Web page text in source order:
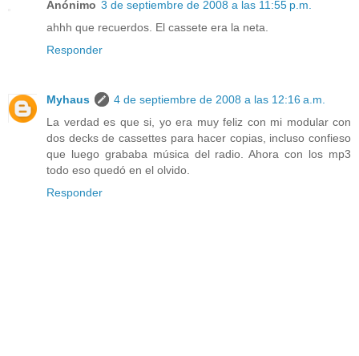
Anónimo 3 de septiembre de 2008 a las 11:55 p.m.
ahhh que recuerdos. El cassete era la neta.
Responder
Myhaus
4 de septiembre de 2008 a las 12:16 a.m.
La verdad es que si, yo era muy feliz con mi modular con
dos decks de cassettes para hacer copias, incluso confieso
que luego grababa música del radio. Ahora con los mp3
todo eso quedó en el olvido.
Responder